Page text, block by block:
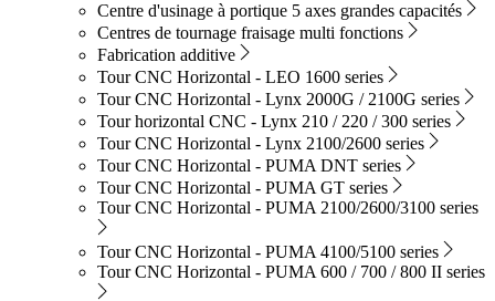
Centre d'usinage à portique 5 axes grandes capacités
Centres de tournage fraisage multi fonctions
Fabrication additive
Tour CNC Horizontal - LEO 1600 series
Tour CNC Horizontal - Lynx 2000G / 2100G series
Tour horizontal CNC - Lynx 210 / 220 / 300 series
Tour CNC Horizontal - Lynx 2100/2600 series
Tour CNC Horizontal - PUMA DNT series
Tour CNC Horizontal - PUMA GT series
Tour CNC Horizontal - PUMA 2100/2600/3100 series
Tour CNC Horizontal - PUMA 4100/5100 series
Tour CNC Horizontal - PUMA 600 / 700 / 800 II series